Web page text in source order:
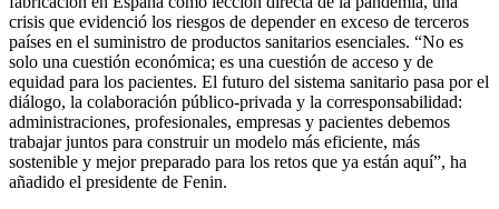
crisis que evidenció los riesgos de depender en exceso de terceros
países en el suministro de productos sanitarios esenciales. “No es
solo una cuestión económica; es una cuestión de acceso y de
equidad para los pacientes. El futuro del sistema sanitario pasa por el
diálogo, la colaboración público-privada y la corresponsabilidad:
administraciones, profesionales, empresas y pacientes debemos
trabajar juntos para construir un modelo más eficiente, más
sostenible y mejor preparado para los retos que ya están aquí”, ha
añadido el presidente de Fenin.